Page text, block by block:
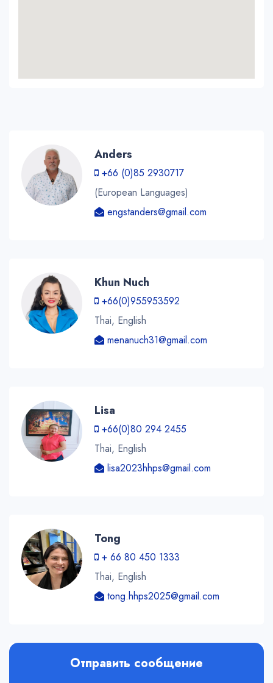
Anders
+66 (0)85 2930717
(European Languages)
engstanders@gmail.com
Khun Nuch
+66(0)955953592
Thai, English
menanuch31@gmail.com
Lisa
+66(0)80 294 2455
Thai, English
lisa2023hhps@gmail.com
Tong
+ 66 80 450 1333
Thai, English
tong.hhps2025@gmail.com
Отправить сообщение